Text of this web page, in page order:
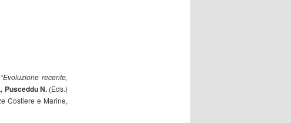
“Evoluzione recente,
Pusceddu N.(Eds.)
Costiere e Marine,